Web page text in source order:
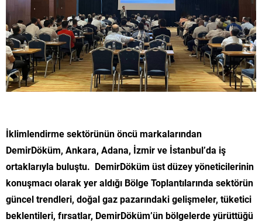
İklimlendirme sektörünün öncü markalarından
DemirDöküm, Ankara, Adana, İzmir ve İstanbul’da iş
ortaklarıyla buluştu. DemirDöküm üst düzey yöneticilerinin
konuşmacı olarak yer aldığı Bölge Toplantılarında sektörün
güncel trendleri, doğal gaz pazarındaki gelişmeler, tüketici
beklentileri, fırsatlar, DemirDöküm’ün bölgelerde yürüttüğü